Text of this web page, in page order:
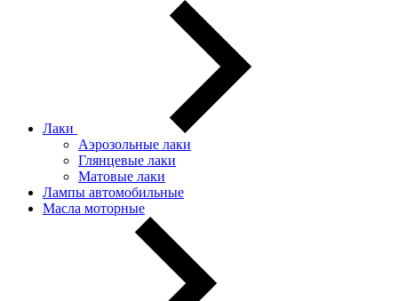
Лаки
Аэрозольные лаки
Глянцевые лаки
Матовые лаки
Лампы автомобильные
Масла моторные